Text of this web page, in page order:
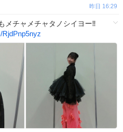
昨日 16:29
メチャメチャタノシイヨー‼️
RjdPnp5nyz